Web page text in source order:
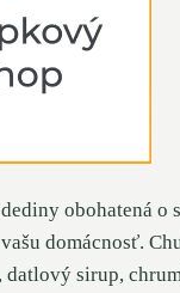
obohatená o
domácnosť.
datlový sirup,